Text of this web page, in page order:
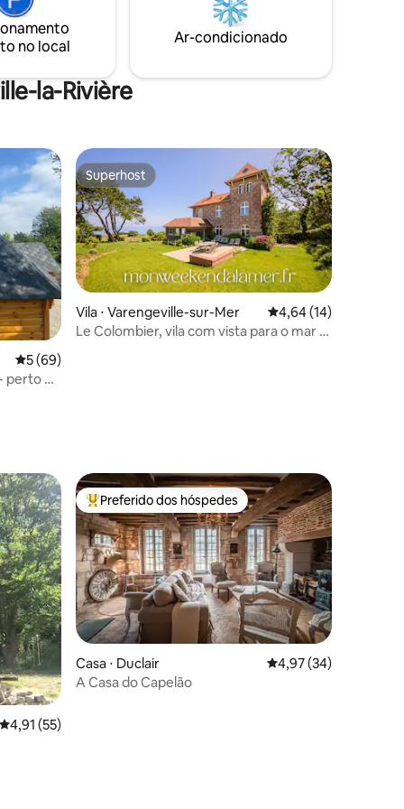
profissional tornam esta casa de campo
ideal para uma estadia em família na
no local
Ar-condicionado
la-Rivière
hóspedes
5 de uma avaliação média de 5, 69 avaliações
5 (69)
perto do
Superhost
Superhost
Vila ⋅ Varengeville-sur-Mer 4,64 de uma
4,64 (14)
Le Colombier, vila com vista para o mar e
4,91 de uma avaliação média de 5, 55 avaliações
4,91 (55)
Entre os melhores preferidos dos hóspedes
Preferido dos hóspedes
Casa ⋅ Duclair 4,97 de uma
4,97 (34)
A Casa do Capelão